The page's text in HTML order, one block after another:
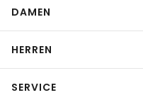
DAMEN
HERREN
SERVICE